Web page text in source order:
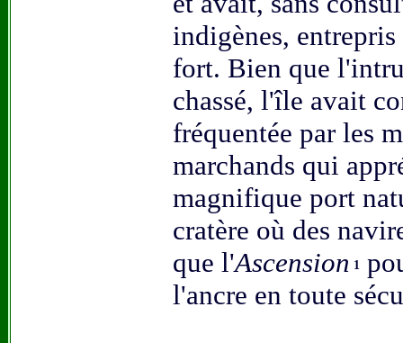
indigènes,
fort. Bien que
chassé, l'île avait
fréquentée par les
marchands qui
magnifique port
cratère où des
que l'Ascension 1
l'ancre en toute